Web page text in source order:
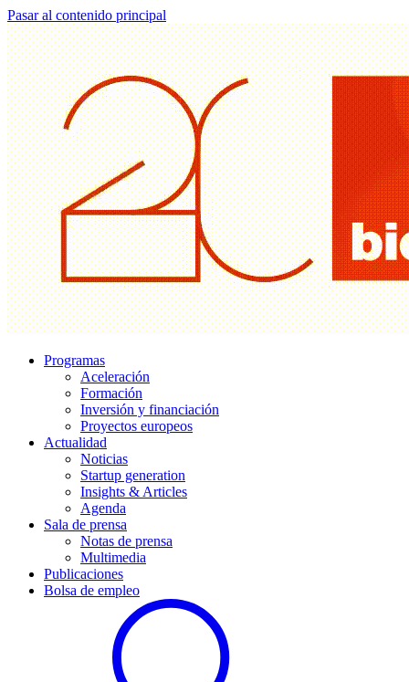
Pasar al contenido principal
Programas
Aceleración
Formación
Inversión y financiación
Proyectos europeos
Actualidad
Noticias
Startup generation
Insights & Articles
Agenda
Sala de prensa
Notas de prensa
Multimedia
Publicaciones
Bolsa de empleo